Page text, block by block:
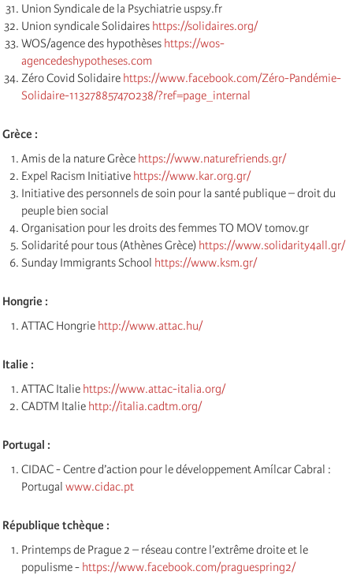
Union Syndicale de la Psychiatrie uspsy.fr
Union syndicale Solidaires https://solidaires.org/
WOS/agence des hypothèses https://wos-
agencedeshypotheses.com
Zéro Covid Solidaire https://www.facebook.com/Zéro-Pandémie-
Solidaire-113278857470238/?ref=page_internal
Grèce :
Amis de la nature Grèce https://www.naturefriends.gr/
Expel Racism Initiative https://www.kar.org.gr/
Initiative des personnels de soin pour la santé publique – droit du
peuple bien social
Organisation pour les droits des femmes TO MOV tomov.gr
Solidarité pour tous (Athènes Grèce) https://www.solidarity4all.gr/
Sunday Immigrants School https://www.ksm.gr/
Hongrie :
ATTAC Hongrie http://www.attac.hu/
Italie :
ATTAC Italie https://www.attac-italia.org/
CADTM Italie http://italia.cadtm.org/
Portugal :
CIDAC - Centre d’action pour le développement Amílcar Cabral :
Portugal www.cidac.pt
République tchèque :
Printemps de Prague 2 – réseau contre l’extrême droite et le
populisme - https://www.facebook.com/praguespring2/